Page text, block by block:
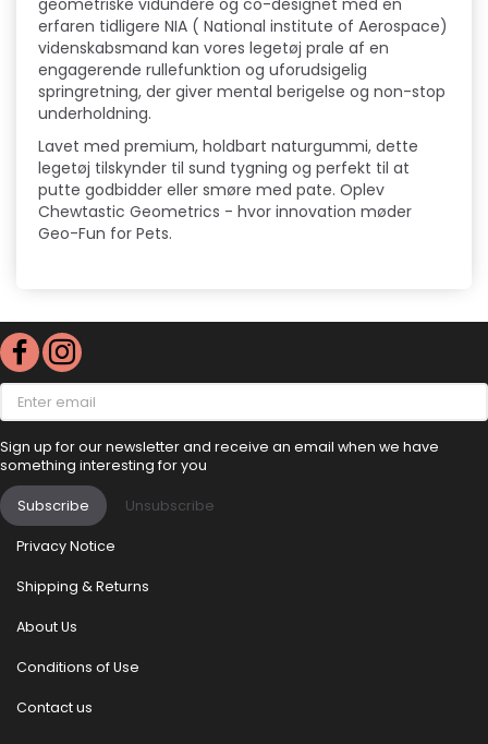
geometriske vidundere og co-designet med en
erfaren tidligere NIA ( National institute of Aerospace)
videnskabsmand kan vores legetøj prale af en
engagerende rullefunktion og uforudsigelig
springretning, der giver mental berigelse og non-stop
underholdning.
Lavet med premium, holdbart naturgummi, dette
legetøj tilskynder til sund tygning og perfekt til at
putte godbidder eller smøre med pate. Oplev
Chewtastic Geometrics - hvor innovation møder
Geo-Fun for Pets.
Enter
email
Sign up for our newsletter and receive an email when we have
something interesting for you
Subscribe Unsubscribe
Privacy Notice
Shipping & Returns
About Us
Conditions of Use
Contact us